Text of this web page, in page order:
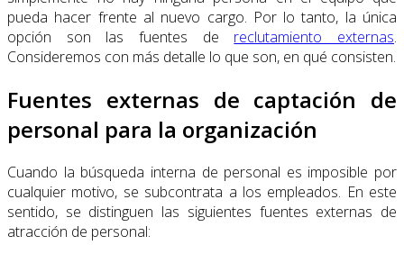
pueda hacer frente al nuevo cargo. Por lo tanto, la única
opción son las fuentes de reclutamiento externas.
Consideremos con más detalle lo que son, en qué consisten.
Fuentes externas de captación de
personal para la organización
Cuando la búsqueda interna de personal es imposible por
cualquier motivo, se subcontrata a los empleados. En este
sentido, se distinguen las siguientes fuentes externas de
atracción de personal: